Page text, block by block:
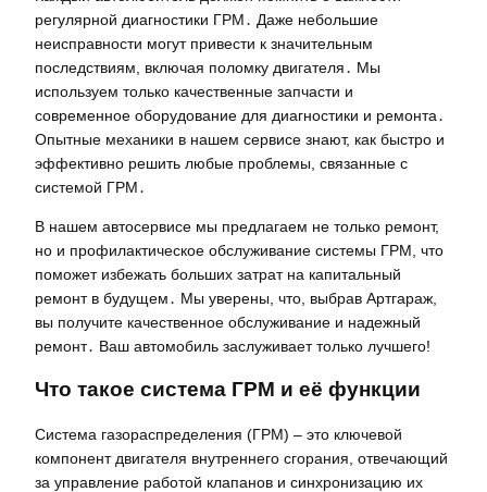
регулярной диагностики ГРМ․ Даже небольшие
неисправности могут привести к значительным
последствиям, включая поломку двигателя․ Мы
используем только качественные запчасти и
современное оборудование для диагностики и ремонта․
Опытные механики в нашем сервисе знают, как быстро и
эффективно решить любые проблемы, связанные с
системой ГРМ․
В нашем автосервисе мы предлагаем не только ремонт,
но и профилактическое обслуживание системы ГРМ, что
поможет избежать больших затрат на капитальный
ремонт в будущем․ Мы уверены, что, выбрав Артгараж,
вы получите качественное обслуживание и надежный
ремонт․ Ваш автомобиль заслуживает только лучшего!
Что такое система ГРМ и её функции
Система газораспределения (ГРМ) – это ключевой
компонент двигателя внутреннего сгорания, отвечающий
за управление работой клапанов и синхронизацию их